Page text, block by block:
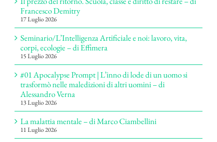
Francesco Demitry
17 Luglio 2026
Seminario/L’Intelligenza Artificiale e noi: lavoro, vita,
corpi, ecologie – di Effimera
15 Luglio 2026
#01 Apocalypse Prompt | L’inno di lode di un uomo si
trasformò nelle maledizioni di altri uomini – di
Alessandro Verna
13 Luglio 2026
La malattia mentale – di Marco Ciambellini
11 Luglio 2026